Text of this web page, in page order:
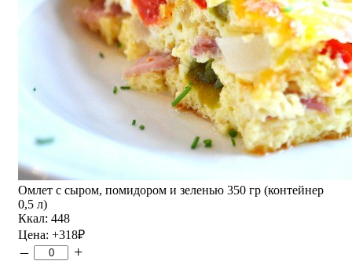
Омлет с сыром, помидором и зеленью 350 гр (контейнер
0,5 л)
Ккал: 448
Цена: +318₽
– +